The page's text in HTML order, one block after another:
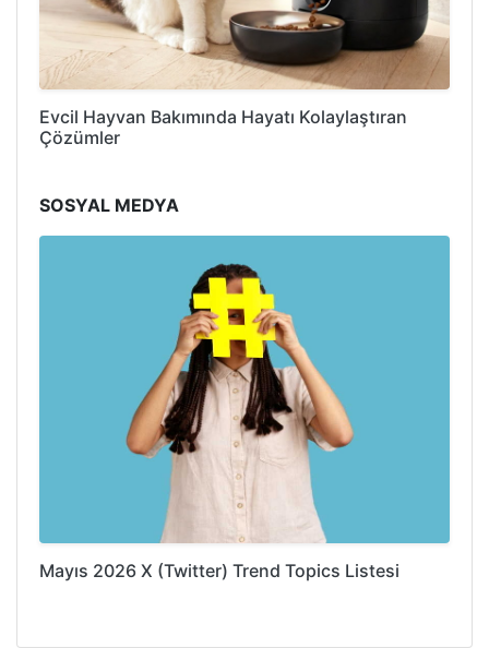
Evcil Hayvan Bakımında Hayatı Kolaylaştıran
Çözümler
SOSYAL MEDYA
Mayıs 2026 X (Twitter) Trend Topics Listesi